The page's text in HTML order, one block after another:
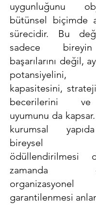
uygunluğunu
bütünsel biçimde
sürecidir. Bu
sadece
başarılarını değil,
kapasitesini,
becerilerini
uyumunu da
kurumsal
bireysel
ödüllendirilmesi
zamanda
organizasyonel
garantilenmesi